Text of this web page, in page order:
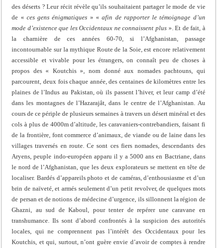
des déserts ? Leur récit révèle qu’ils souhaitaient partager le mode de vie
de « ces gens énigmatiques » «afin de rapporter le témoignage d’un
mode d’existence que les Occidentaux ne connaissent plus ». Et de fait, à
la charnière de ces années 60-70, si l’Afghanistan, passage
incontournable sur la mythique Route de la Soie, est encore relativement
accessible et vivable pour les étrangers, on connaît peu de choses à
propos des « Koutchis », nom donné aux nomades pachtouns, qui
parcourent, deux fois chaque année, des centaines de kilomètres entre les
plaines de l’Indus au Pakistan, où ils passent l’hiver, et leur camp d’été
dans les montagnes de l’Hazarajât, dans le centre de l’Afghanistan. Au
cours de ce périple de plusieurs semaines à travers un désert minéral et des
cols à plus de 4000m d’altitude, les caravaniers-contrebandiers, faisant fi
de la frontière, font commerce d’animaux, de viande ou de laine dans les
villages traversés en route. Ce sont ces fiers nomades, descendants des
Aryens, peuple indo-européen apparu il y a 5000 ans en Bactriane, dans
le nord de l’Afghanistan, que les deux explorateurs se mettent en tête de
localiser. Bardés d’appareils photo et de caméras, d’enthousiasme et d’un
brin de naïveté, et armés seulement d’un petit revolver, de quelques mots
de persan et de notions de médecine d’urgence, ils sillonnent la région de
Ghazni, au sud de Kaboul, pour tenter de repérer une caravane en
transhumance. Ils sont d’abord confrontés à la suspicion des autorités
locales, qui ne comprennent pas l’intérêt des Occidentaux pour les
Koutchis, et qui, surtout, n’ont guère envie d’avoir de comptes à rendre